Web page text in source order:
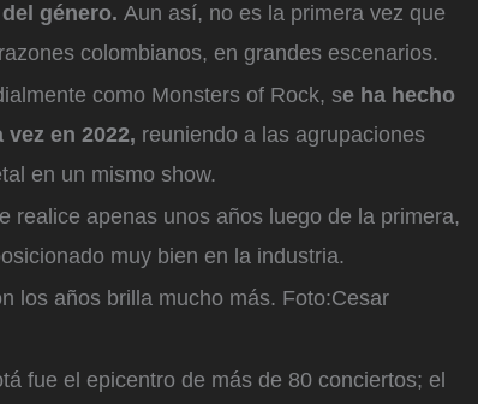
género. Aun así, no es la primera vez que
colombianos, en grandes escenarios.
como Monsters of Rock, se ha hecho
en 2022, reuniendo a las agrupaciones
en un mismo show.
realice apenas unos años luego de la primera,
muy bien en la industria.
los años brilla mucho más. Foto:Cesar
fue el epicentro de más de 80 conciertos; el